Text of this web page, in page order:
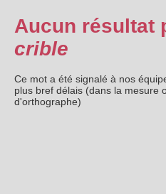
Aucun résultat
crible
Ce mot a été signalé à nos
plus bref délais (dans la mesure
d'orthographe)